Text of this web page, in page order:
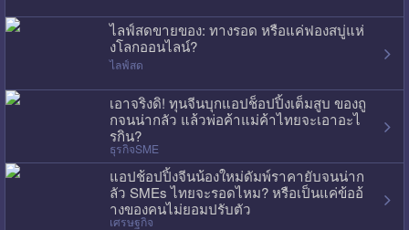
ไลฟ์สดขายของ: ทางรอด หรือแค่ฟองสบู่แห่
งโลกออนไลน์?
ไลฟ์สด
เอาจริงดิ! ทุนจีนบุกแอปช็อปปิ้งเต็มสูบ ของถู
กจนน่ากลัว แล้วพ่อค้าแม่ค้าไทยจะเอาอะไ
รกิน?
ธุรกิจSME
แอปช้อปปิ้งจีนน้องใหม่ดัมพ์ราคายับจนน่าก
ลัว SMEs ไทยจะรอดไหม? หรือเป็นแค่ข้ออ้
างของคนไม่ยอมปรับตัว
เศรษฐกิจ